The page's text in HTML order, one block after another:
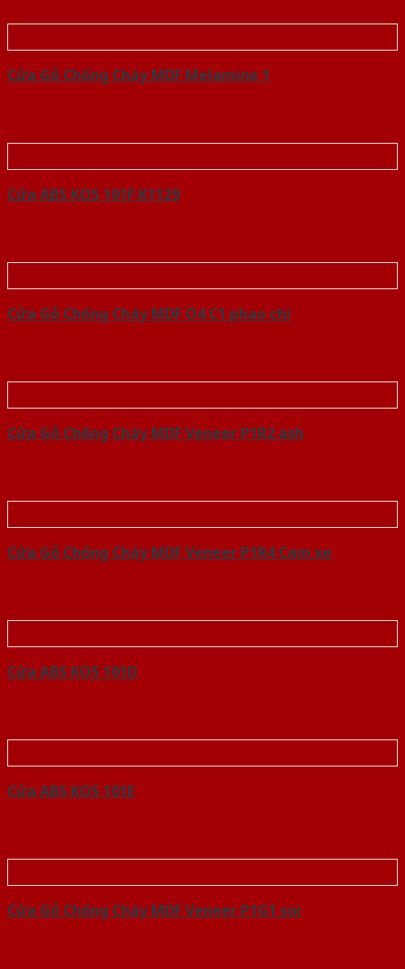
Cửa Gỗ Chống Cháy MDF Melamine 1
Cửa ABS KOS 101F K1129
Cửa Gỗ Chống Cháy MDF O4 C1 phao chi
Cửa Gỗ Chống Cháy MDF Veneer P1R2 ash
Cửa Gỗ Chống Cháy MDF Veneer P1R4 Cam xe
Cửa ABS KOS 101D
Cửa ABS KOS 101E
Cửa Gỗ Chống Cháy MDF Veneer P1G1 soi